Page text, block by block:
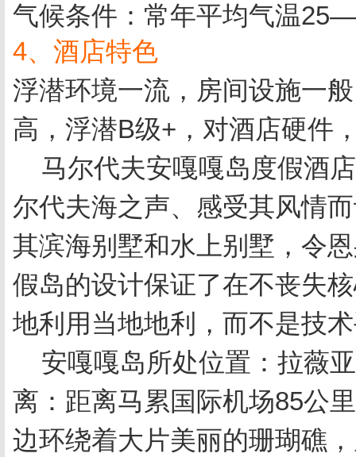
气候条件：常年平均气温
4、酒店特色
浮潜环境一流，房间设施一
高，浮潜B级+，对酒店硬件
马尔代夫安嘎嘎岛度假酒
尔代夫海之声、感受其风情
其滨海别墅和水上别墅，令
假岛的设计保证了在不丧失
地利用当地地利，而不是技
安嘎嘎岛所处位置：拉薇
离：距离马累国际机场85公
边环绕着大片美丽的珊瑚礁